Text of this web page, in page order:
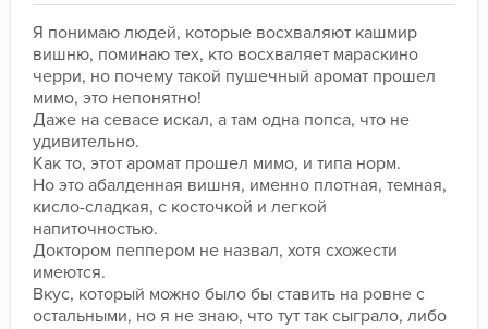
Я понимаю людей, которые восхваляют кашмир
вишню, поминаю тех, кто восхваляет мараскино
черри, но почему такой пушечный аромат прошел
мимо, это непонятно!
Даже на севасе искал, а там одна попса, что не
удивительно.
Как то, этот аромат прошел мимо, и типа норм.
Но это абалденная вишня, именно плотная, темная,
кисло-сладкая, с косточкой и легкой
напиточностью.
Доктором пеппером не назвал, хотя схожести
имеются.
Вкус, который можно было бы ставить на ровне с
остальными, но я не знаю, что тут так сыграло, либо